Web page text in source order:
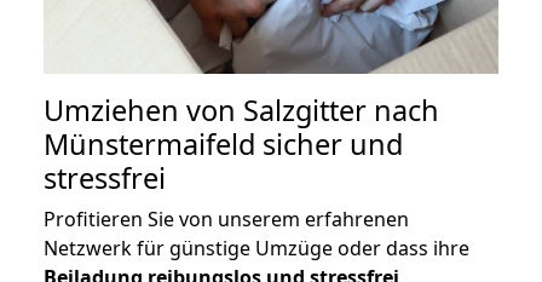
Umziehen von Salzgitter nach
Münstermaifeld sicher und
stressfrei
Profitieren Sie von unserem erfahrenen
Netzwerk für günstige Umzüge oder dass ihre